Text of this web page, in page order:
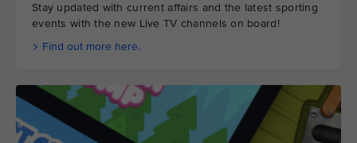
Stay updated with current affairs and the latest sporting
events with the new Live TV channels on board!
Find out more here.